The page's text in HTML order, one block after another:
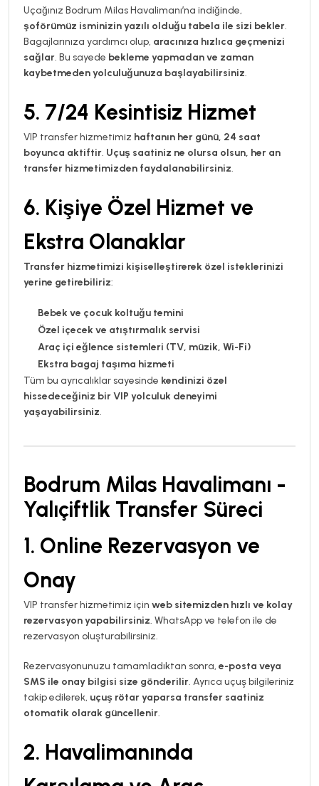
Uçağınız Bodrum Milas Havalimanı’na indiğinde,
şoförümüz isminizin yazılı olduğu tabela ile sizi bekler.
Bagajlarınıza yardımcı olup, aracınıza hızlıca geçmenizi
sağlar. Bu sayede bekleme yapmadan ve zaman
kaybetmeden yolculuğunuza başlayabilirsiniz.
5. 7/24 Kesintisiz Hizmet
VIP transfer hizmetimiz haftanın her günü, 24 saat
boyunca aktiftir. Uçuş saatiniz ne olursa olsun, her an
transfer hizmetimizden faydalanabilirsiniz.
6. Kişiye Özel Hizmet ve
Ekstra Olanaklar
Transfer hizmetimizi kişiselleştirerek özel isteklerinizi
yerine getirebiliriz:
Bebek ve çocuk koltuğu temini
Özel içecek ve atıştırmalık servisi
Araç içi eğlence sistemleri (TV, müzik, Wi-Fi)
Ekstra bagaj taşıma hizmeti
Tüm bu ayrıcalıklar sayesinde kendinizi özel
hissedeceğiniz bir VIP yolculuk deneyimi
yaşayabilirsiniz.
Bodrum Milas Havalimanı -
Yalıçiftlik Transfer Süreci
1. Online Rezervasyon ve
Onay
VIP transfer hizmetimiz için web sitemizden hızlı ve kolay
rezervasyon yapabilirsiniz. WhatsApp ve telefon ile de
rezervasyon oluşturabilirsiniz.
Rezervasyonunuzu tamamladıktan sonra, e-posta veya
SMS ile onay bilgisi size gönderilir. Ayrıca uçuş bilgileriniz
takip edilerek, uçuş rötar yaparsa transfer saatiniz
otomatik olarak güncellenir.
2. Havalimanında